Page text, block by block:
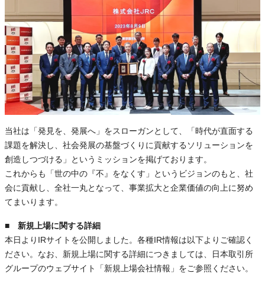
当社は「発見を、発展へ」をスローガンとして、「時代が直面する
課題を解決し、社会発展の基盤づくりに貢献するソリューションを
創造しつづける」というミッションを掲げております。
これからも「世の中の『不』をなくす」というビジョンのもと、社
会に貢献し、全社一丸となって、事業拡大と企業価値の向上に努め
てまいります。
■ 新規上場に関する詳細
本日よりIRサイトを公開しました。各種IR情報は以下よりご確認く
ださい。なお、新規上場に関する詳細につきましては、日本取引所
グループのウェブサイト「新規上場会社情報」をご参照ください。